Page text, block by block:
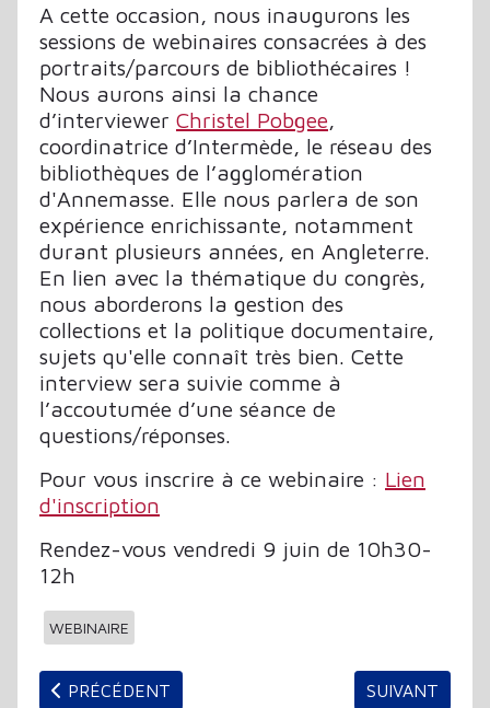
A cette occasion, nous inaugurons les
sessions de webinaires consacrées à des
portraits/parcours de bibliothécaires !
Nous aurons ainsi la chance
d’interviewer Christel Pobgee,
coordinatrice d’Intermède, le réseau des
bibliothèques de l’agglomération
d'Annemasse. Elle nous parlera de son
expérience enrichissante, notamment
durant plusieurs années, en Angleterre.
En lien avec la thématique du congrès,
nous aborderons la gestion des
collections et la politique documentaire,
sujets qu'elle connaît très bien. Cette
interview sera suivie comme à
l’accoutumée d’une séance de
questions/réponses.
Pour vous inscrire à ce webinaire : Lien
d'inscription
Rendez-vous vendredi 9 juin de 10h30-
12h
WEBINAIRE
ARTICLE PRÉCÉDENT : C3RB EN ROUTE POUR
PRÉCÉDENT ARTICLE
SUIVANT